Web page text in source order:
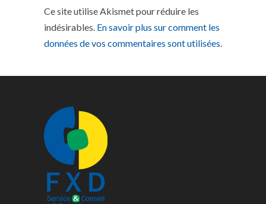
Ce site utilise Akismet pour réduire les
indésirables. En savoir plus sur comment les
données de vos commentaires sont utilisées.